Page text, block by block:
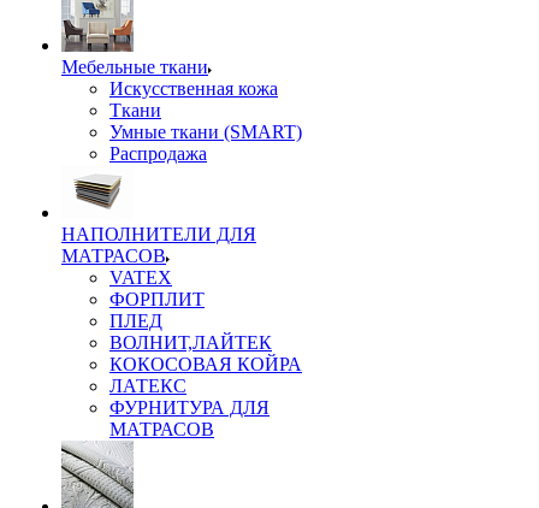
Мебельные ткани
Искусственная кожа
Ткани
Умные ткани (SMART)
Распродажа
НАПОЛНИТЕЛИ ДЛЯ
МАТРАСОВ
VATEX
ФОРПЛИТ
ПЛЕД
ВОЛНИТ,ЛАЙТЕК
КОКОСОВАЯ КОЙРА
ЛАТЕКС
ФУРНИТУРА ДЛЯ
МАТРАСОВ